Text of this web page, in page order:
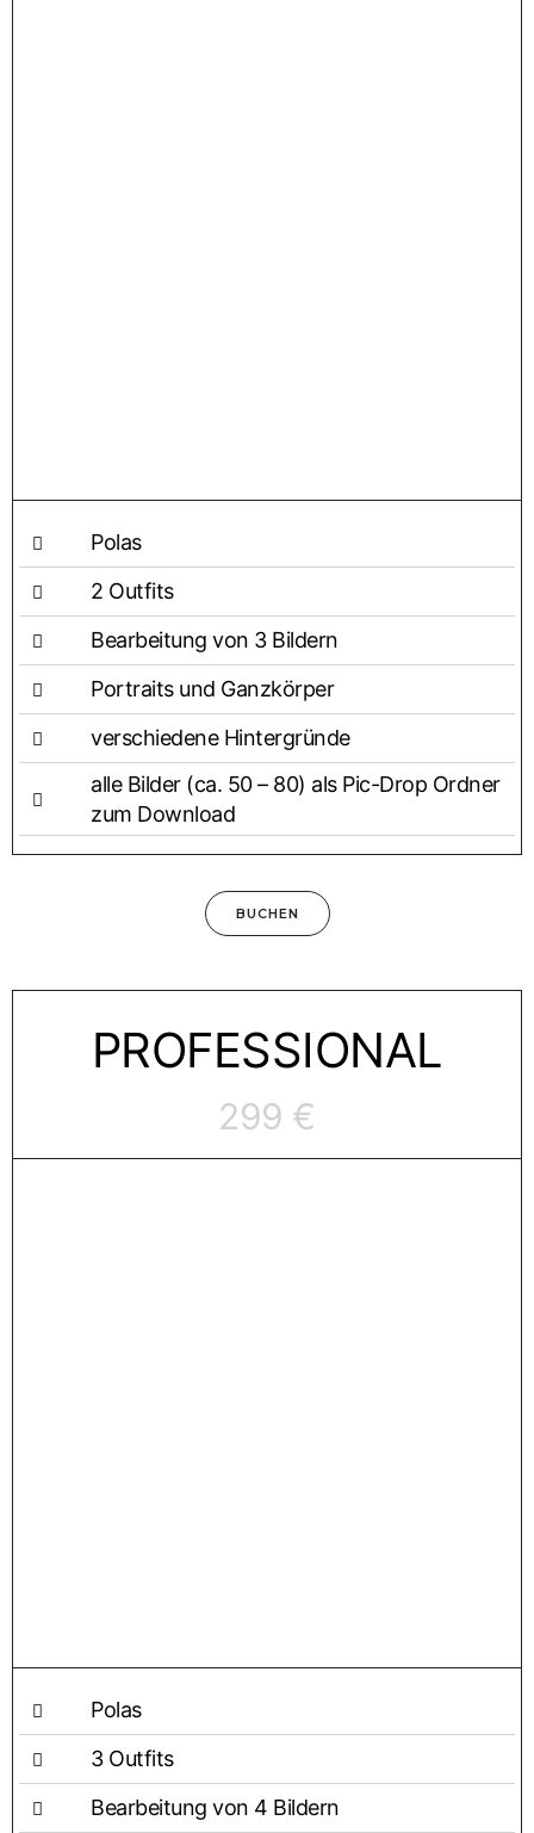
Polas
2 Out­fits
Bear­bei­tung von 3 Bildern
Por­traits und Ganzkörper
ver­schie­de­ne Hintergründe
alle Bil­der (ca. 50 – 80) als Pic-Drop Ord­ner
zum Download
BUCHEN
PRO­FES­SIO­NAL
299 €
Polas
3 Out­fits
Bear­bei­tung von 4 Bildern